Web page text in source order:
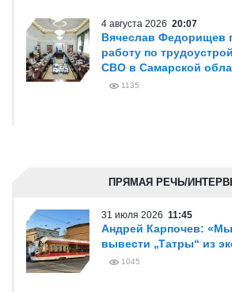
4 августа 2026 20:07
Вячеслав Федорищев
работу по
СВО в Самарской
1135
ПРЯМАЯ РЕЧЬ/
31 июля 2026 11:45
Андрей Карпочев:
вывести „Татры“ из
1045